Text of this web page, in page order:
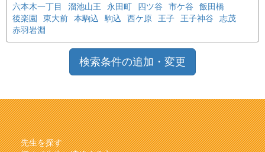
六本木一丁目
溜池山王 永田町 四ツ谷 市ケ谷
飯田橋
後楽園
東大前 本駒込 駒込 西ケ原 王子 王子神谷
志茂
赤羽岩淵
検索条件の追加・変更
先生を探す